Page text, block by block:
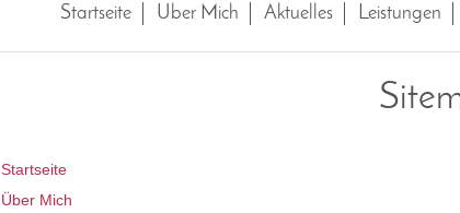
Startseite Über Mich Aktuelles Leistungen
Startseite
Über Mich